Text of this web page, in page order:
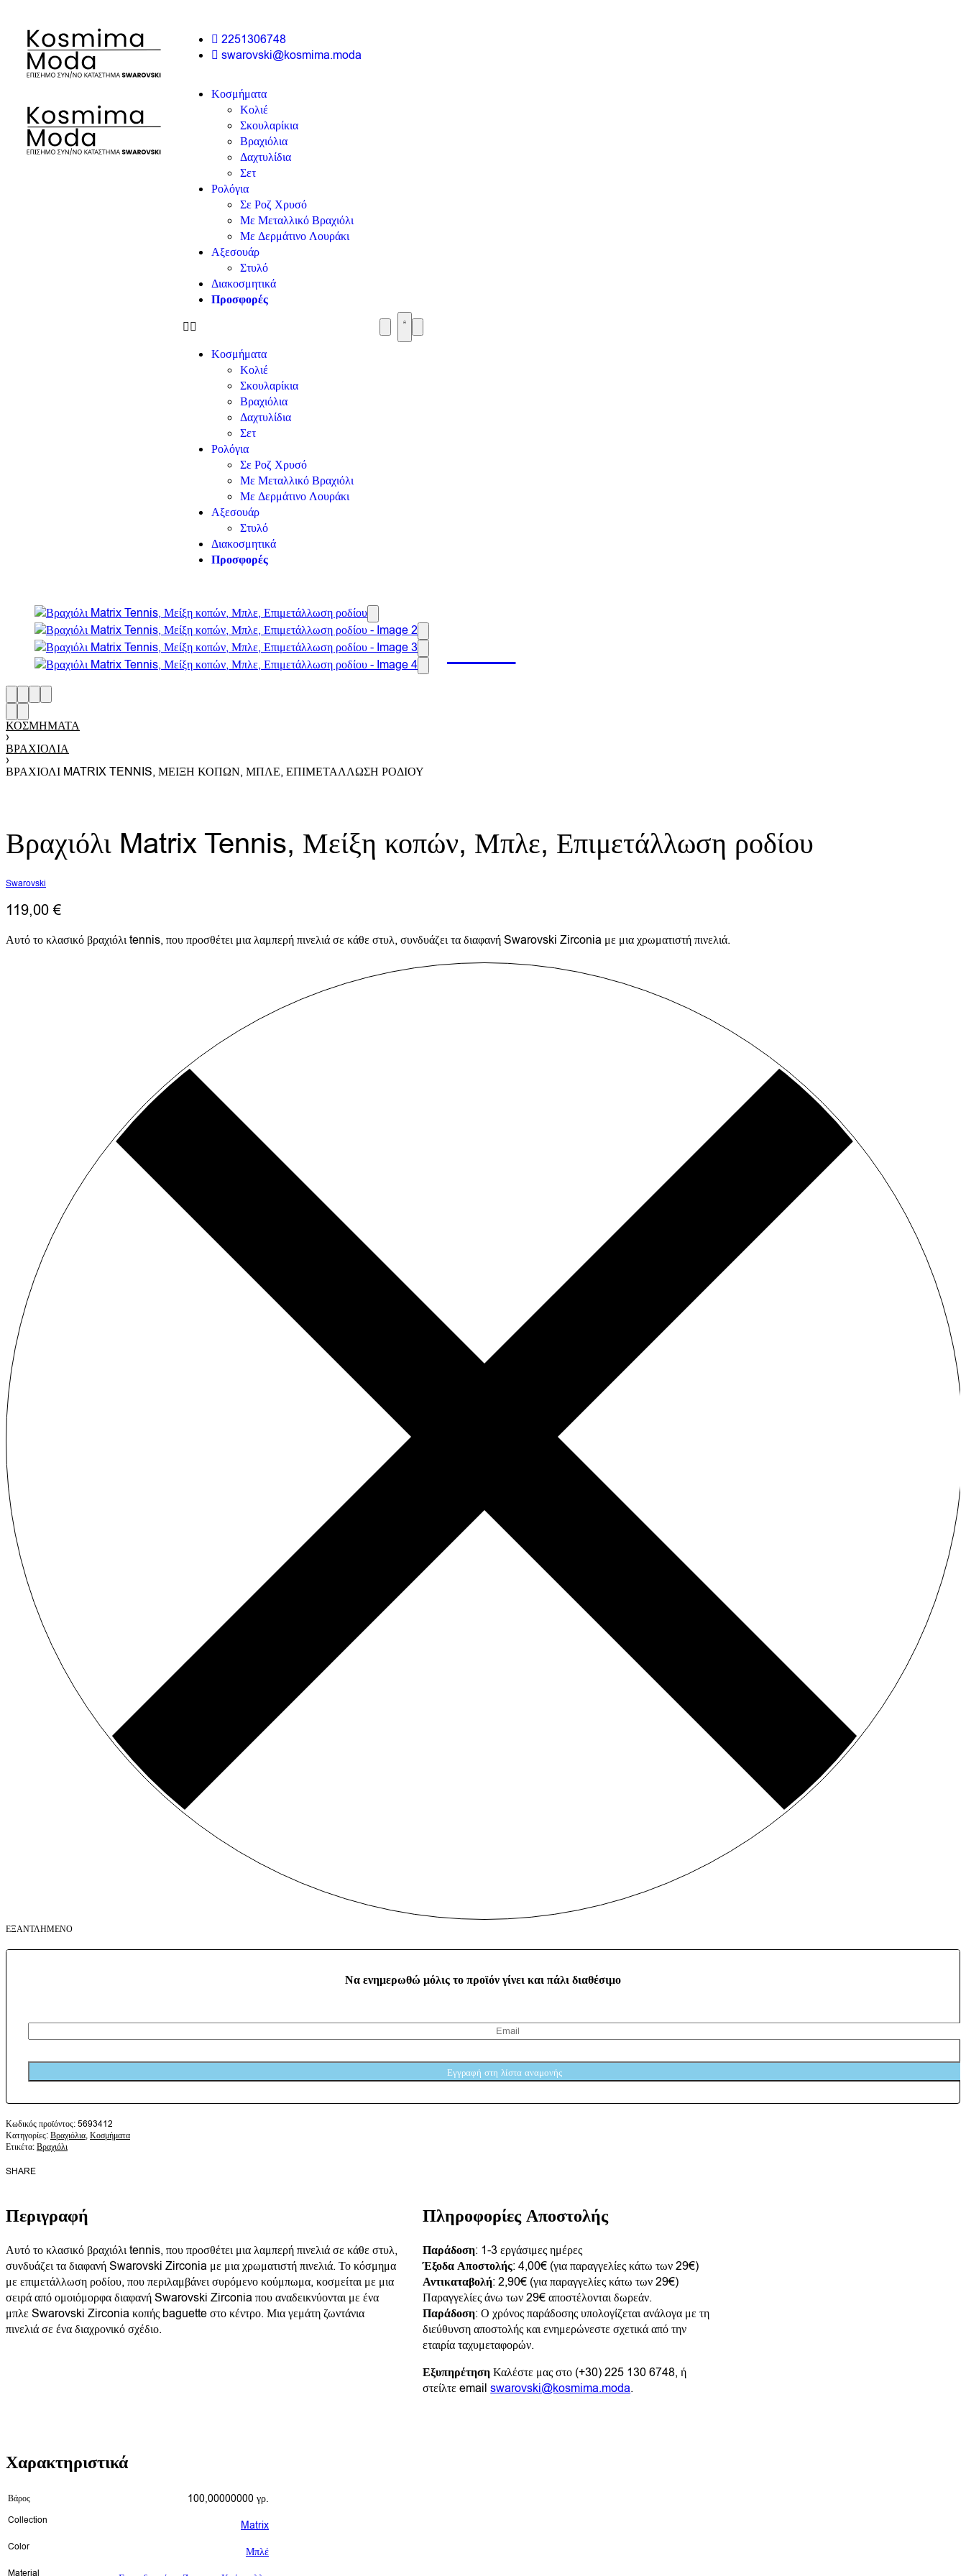
2251306748
swarovski@kosmima.moda
Κοσμήματα
Κολιέ
Σκουλαρίκια
Βραχιόλια
Δαχτυλίδια
Σετ
Ρολόγια
Σε Ροζ Χρυσό
Με Μεταλλικό Βραχιόλι
Με Δερμάτινο Λουράκι
Αξεσουάρ
Στυλό
Διακοσμητικά
Προσφορές
Κοσμήματα
Κολιέ
Σκουλαρίκια
Βραχιόλια
Δαχτυλίδια
Σετ
Ρολόγια
Σε Ροζ Χρυσό
Με Μεταλλικό Βραχιόλι
Με Δερμάτινο Λουράκι
Αξεσουάρ
Στυλό
Διακοσμητικά
Προσφορές
ΚΟΣΜΉΜΑΤΑ
›
ΒΡΑΧΙΌΛΙΑ
›
ΒΡΑΧΙΌΛΙ MATRIX TENNIS, ΜΕΊΞΗ ΚΟΠΏΝ, ΜΠΛΕ, ΕΠΙΜΕΤΆΛΛΩΣΗ ΡΟΔΊΟΥ
Βραχιόλι Matrix Tennis, Μείξη κοπών, Μπλε, Επιμετάλλωση ροδίου
Swarovski
119,00€
Αυτό το κλασικό βραχιόλι tennis, που προσθέτει μια λαμπερή πινελιά σε κάθε στυλ, συνδυάζει τα διαφανή Swarovski Zirconia με μια χρωματιστή πινελιά.
ΕΞΑΝΤΛΗΜΈΝΟ
Να ενημερωθώ μόλις το προϊόν γίνει και πάλι διαθέσιμο
5693412
Κατηγορίες:Βραχιόλια,Κοσμήματα
Ετικέτα:Βραχιόλι
SHARE
Περιγραφή
Αυτό το κλασικό βραχιόλι tennis, που προσθέτει μια λαμπερή πινελιά σε κάθε στυλ,
συνδυάζει τα διαφανή Swarovski Zirconia με μια χρωματιστή πινελιά. Το κόσμημα
με επιμετάλλωση ροδίου, που περιλαμβάνει συρόμενο κούμπωμα, κοσμείται με μια
σειρά από ομοιόμορφα διαφανή Swarovski Zirconia που αναδεικνύονται με ένα
μπλε Swarovski Zirconia κοπής baguette στο κέντρο. Μια γεμάτη ζωντάνια
πινελιά σε ένα διαχρονικό σχέδιο.
Πληροφορίες Αποστολής
Παράδοση: 1-3 εργάσιμες ημέρες
Έξοδα Αποστολής: 4,00€ (για παραγγελίες κάτω των 29€)
Αντικαταβολή: 2,90€ (για παραγγελίες κάτω των 29€)
Παραγγελίες άνω των 29€ αποστέλονται δωρεάν.
Παράδοση: Ο χρόνος παράδοσης υπολογίζεται ανάλογα με τη
διεύθυνση αποστολής και ενημερώνεστε σχετικά από την
εταιρία ταχυμεταφορών.
ΕξυπηρέτησηΚαλέστε μας στο (+30) 225 130 6748, ή
στείλτε emailswarovski@kosmima.moda.
Χαρακτηριστικά
Βάρος 100,00000000 γρ.
Collection Matrix
Color Μπλέ
Material